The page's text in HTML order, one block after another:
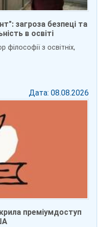
загроза безпеці та
в освіті
з освітніх,
Дата: 08.08.2026
преміумдоступ